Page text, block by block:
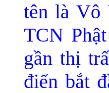
tên là Vô
TCN
gần thị
điển bắt